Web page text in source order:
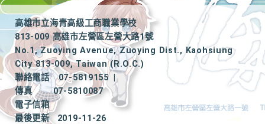
高雄市立海青高級工商職業學校
813-009 高雄市左營區左營大路1號
No.1, Zuoying Avenue, Zuoying Dist., Kaohsiung
City 813-009, Taiwan (R.O.C.)
聯絡電話
07-5819155
|
傳真
07-5810087
電子信箱
最後更新
2019-11-26